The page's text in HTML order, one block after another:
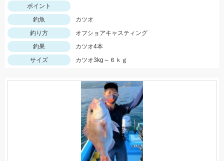
ポイント
釣魚
カツオ
釣り方
オフショアキャスティング
釣果
カツオ4本
サイズ
カツオ3kg～６ｋｇ